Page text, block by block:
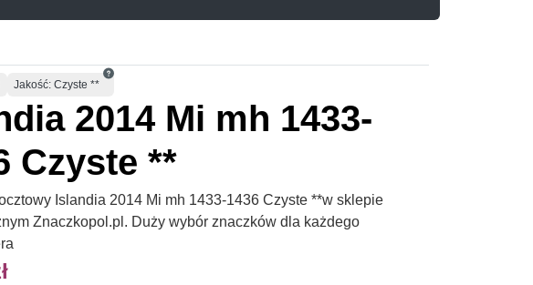
Jakość: Czyste **
2014 Mi mh 1433-
Czyste **
Islandia 2014 Mi mh 1433-1436 Czyste **w sklepie
Znaczkopol.pl. Duży wybór znaczków dla każdego